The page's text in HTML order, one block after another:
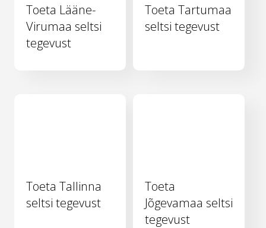
Toeta Lääne-
Virumaa seltsi
tegevust
Toeta Tartumaa
seltsi tegevust
Toeta Tallinna
seltsi tegevust
Toeta
Jõgevamaa seltsi
tegevust